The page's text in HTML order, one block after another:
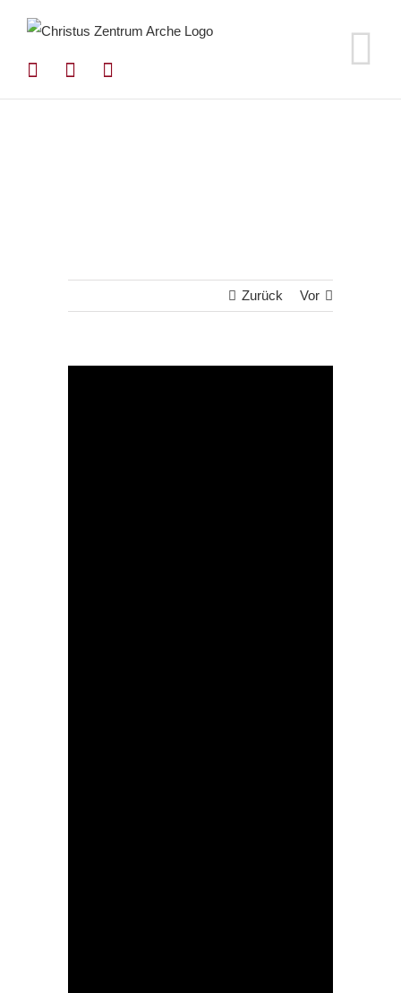
springen
Zurück Vor